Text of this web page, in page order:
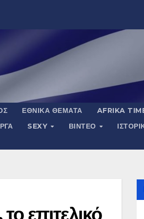
ΕΘΝΙΚΆ ΘΈΜΑΤΑ AFRIKA
SEXY ΒΙΝΤΕΟ
επιτελικό